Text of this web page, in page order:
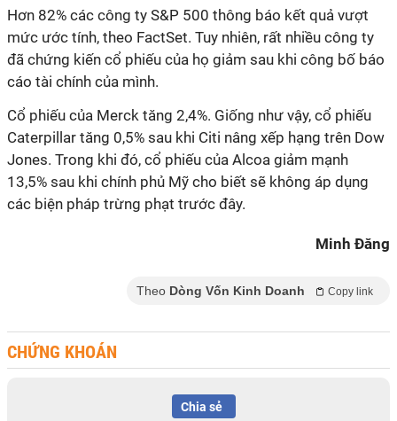
Hơn 82% các công ty S&P 500 thông báo kết quả vượt
mức ước tính, theo FactSet. Tuy nhiên, rất nhiều công ty
đã chứng kiến ​​cổ phiếu của họ giảm sau khi công bố báo
cáo tài chính của mình.
Cổ phiếu của Merck tăng 2,4%. Giống như vậy, cổ phiếu
Caterpillar tăng 0,5% sau khi Citi nâng xếp hạng trên Dow
Jones. Trong khi đó, cổ phiếu của Alcoa giảm mạnh
13,5% sau khi chính phủ Mỹ cho biết sẽ không áp dụng
các biện pháp trừng phạt trước đây.
Minh Đăng
Theo Dòng Vốn Kinh Doanh Copy link
CHỨNG KHOÁN
Chia sẻ